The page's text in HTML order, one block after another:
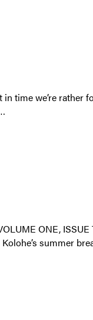
time we’re
ONE,
summer